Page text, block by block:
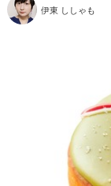
伊東 ししゃも